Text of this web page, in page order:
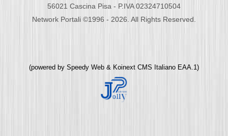
56021 Cascina Pisa - P.IVA 02324710504
Network Portali ©1996 - 2026. All Rights Reserved.
(powered by Speedy Web & Koinext CMS Italiano EAA.1)